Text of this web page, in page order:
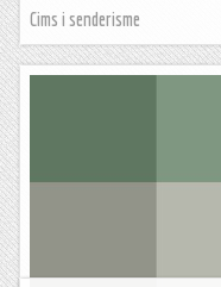
Cims i senderisme